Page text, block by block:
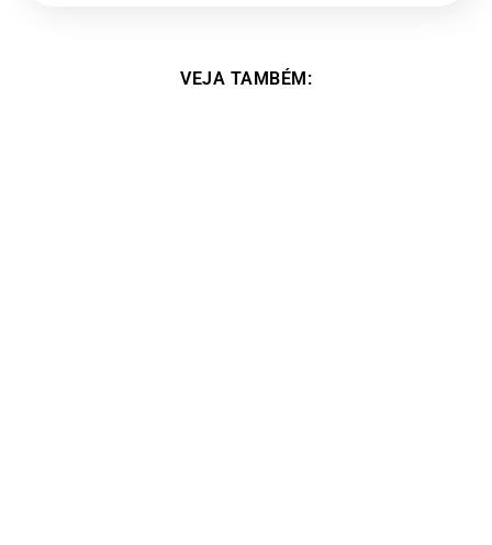
VEJA TAMBÉM: